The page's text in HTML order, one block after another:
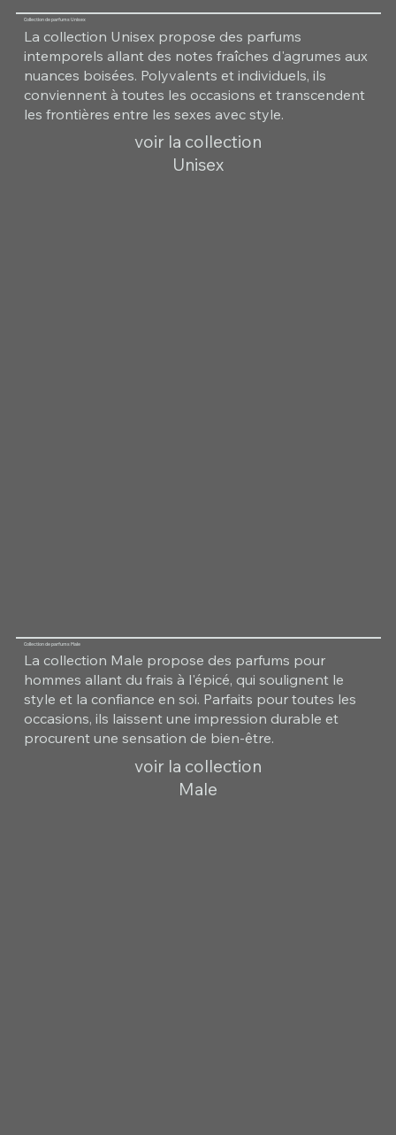
Collection de parfums Unisex
La collection Unisex propose des parfums
intemporels allant des notes fraîches d'agrumes aux
nuances boisées. Polyvalents et individuels, ils
conviennent à toutes les occasions et transcendent
les frontières entre les sexes avec style.
voir la collection
Unisex
Collection de parfums Male
La collection Male propose des parfums pour
hommes allant du frais à l'épicé, qui soulignent le
style et la confiance en soi. Parfaits pour toutes les
occasions, ils laissent une impression durable et
procurent une sensation de bien-être.
voir la collection
Male